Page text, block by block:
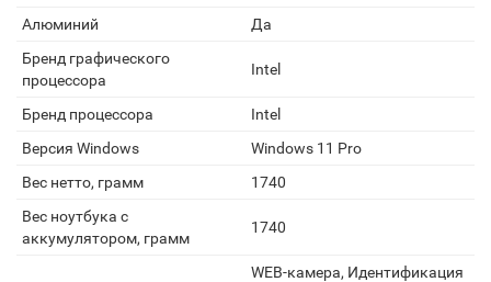
Алюминий
Да
Бренд графического
процессора
Intel
Бренд процессора
Intel
Версия Windows
Windows 11 Pro
Вес нетто, грамм
1740
Вес ноутбука с
аккумулятором, грамм
1740
WEB-камера, Идентификация